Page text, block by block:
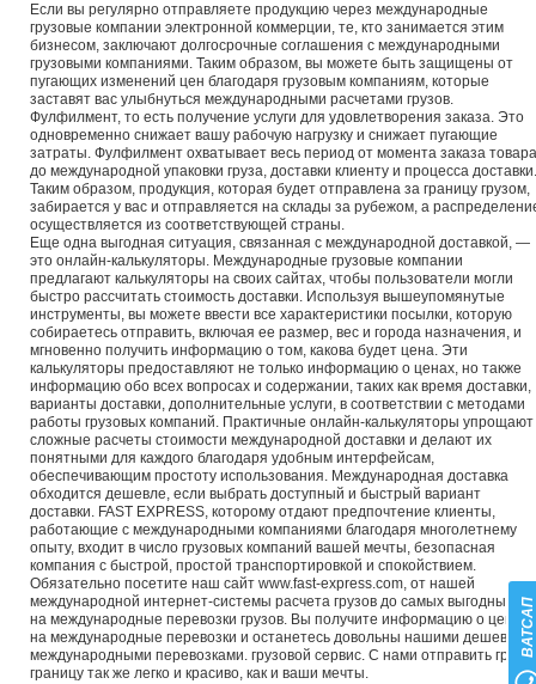
Если вы регулярно отправляете продукцию через международные
грузовые компании электронной коммерции, те, кто занимается этим
бизнесом, заключают долгосрочные соглашения с международными
грузовыми компаниями. Таким образом, вы можете быть защищены от
пугающих изменений цен благодаря грузовым компаниям, которые
заставят вас улыбнуться международными расчетами грузов.
Фулфилмент, то есть получение услуги для удовлетворения заказа. Это
одновременно снижает вашу рабочую нагрузку и снижает пугающие
затраты. Фулфилмент охватывает весь период от момента заказа товара
до международной упаковки груза, доставки клиенту и процесса доставки.
Таким образом, продукция, которая будет отправлена за границу грузом,
забирается у вас и отправляется на склады за рубежом, а
осуществляется из соответствующей страны.
Еще одна выгодная ситуация, связанная с международной доставкой, —
это онлайн-калькуляторы. Международные грузовые компании
предлагают калькуляторы на своих сайтах, чтобы пользователи могли
быстро рассчитать стоимость доставки. Используя вышеупомянутые
инструменты, вы можете ввести все характеристики посылки, которую
собираетесь отправить, включая ее размер, вес и города назначения, и
мгновенно получить информацию о том, какова будет цена. Эти
калькуляторы предоставляют не только информацию о ценах, но также
информацию обо всех вопросах и содержании, таких как время доставки,
варианты доставки, дополнительные услуги, в соответствии с методами
работы грузовых компаний. Практичные онлайн-калькуляторы упрощают
сложные расчеты стоимости международной доставки и делают их
понятными для каждого благодаря удобным интерфейсам,
обеспечивающим простоту использования. Международная доставка
обходится дешевле, если выбрать доступный и быстрый вариант
доставки. FAST EXPRESS, которому отдают предпочтение клиенты,
работающие с международными компаниями благодаря многолетнему
опыту, входит в число грузовых компаний вашей мечты, безопасная
компания с быстрой, простой транспортировкой и спокойствием.
Обязательно посетите наш сайт www.fast-express.com, от нашей
международной интернет-системы расчета грузов до самых выгодных
на международные перевозки грузов. Вы получите информацию о ценах
на международные перевозки и останетесь довольны нашими дешевыми
международными перевозками. грузовой сервис. С нами отправить груз
границу так же легко и красиво, как и ваши мечты.
ВАТСАП